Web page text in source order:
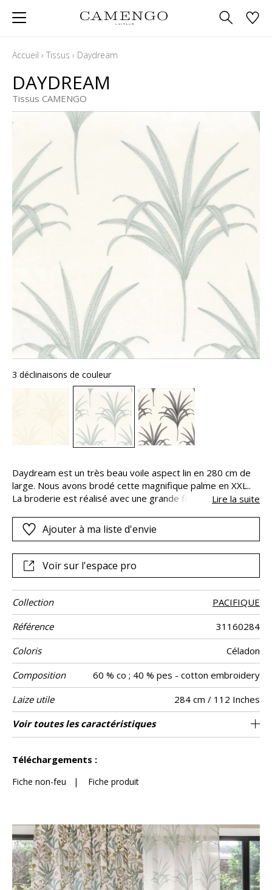
Accueil › Tissus › Daydream
DAYDREAM
Tissus CAMENGO
3 déclinaisons de couleur
Daydream est un très beau voile aspect lin en 280 cm de
large. Nous avons brodé cette magnifique palme en XXL..
La broderie est réalisé avec une grande finesse. Cette
effet aérien et une très belle présence.
Lire la suite
Ajouter à ma liste d'envie
Voir sur l'espace pro
Collection
PACIFIQUE
Référence
31160284
Coloris
Céladon
Composition
60 % co ; 40 % pes - cotton embroidery
Laize utile
284 cm / 112 Inches
Rétrécissement
<1%
Raccord Raccord droit
Sens De haut
Poids g/m² 130
Performance
Accoustique
aw - 0.15
Usage
Entretien
Pays d'origine Inde
Rapport
Horizontal
48 cm / 19 Inches
Rapport
Vertical
71 cm / 28 Inches
Caractéristiques
Outdoor
Voir toutes les caractéristiques
Téléchargements :
Fiche non-feu | Fiche produit